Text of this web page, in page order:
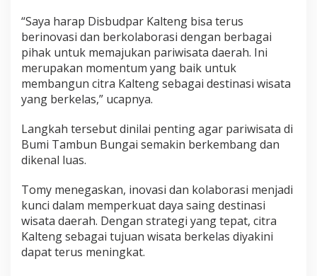
“Saya harap Disbudpar Kalteng bisa terus
berinovasi dan berkolaborasi dengan berbagai
pihak untuk memajukan pariwisata daerah. Ini
merupakan momentum yang baik untuk
membangun citra Kalteng sebagai destinasi wisata
yang berkelas,” ucapnya.
Langkah tersebut dinilai penting agar pariwisata di
Bumi Tambun Bungai semakin berkembang dan
dikenal luas.
Tomy menegaskan, inovasi dan kolaborasi menjadi
kunci dalam memperkuat daya saing destinasi
wisata daerah. Dengan strategi yang tepat, citra
Kalteng sebagai tujuan wisata berkelas diyakini
dapat terus meningkat.